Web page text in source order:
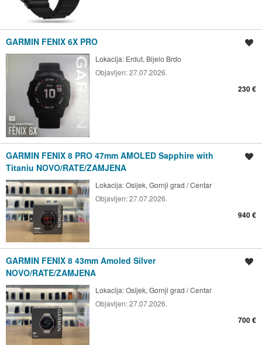
GARMIN FENIX 6X PRO
Lokacija: Erdut, Bijelo Brdo
Objavljen:27.07.2026.
230 €
GARMIN FENIX 8 PRO 47mm AMOLED Sapphire with
Titaniu NOVO/RATE/ZAMJENA
Lokacija:Osijek, Gornji grad / Centar
Objavljen:27.07.2026.
940 €
GARMIN FENIX 8 43mm Amoled Silver
NOVO/RATE/ZAMJENA
Lokacija:Osijek, Gornji grad / Centar
Objavljen:27.07.2026.
700 €